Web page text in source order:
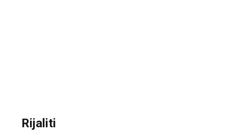
Rijaliti